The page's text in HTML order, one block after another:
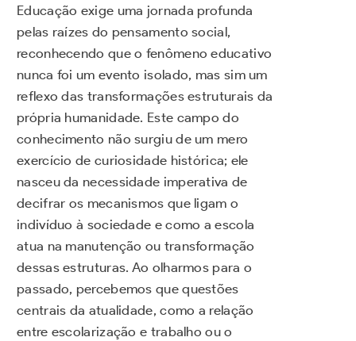
Educação exige uma jornada profunda
pelas raízes do pensamento social,
reconhecendo que o fenômeno educativo
nunca foi um evento isolado, mas sim um
reflexo das transformações estruturais da
própria humanidade. Este campo do
conhecimento não surgiu de um mero
exercício de curiosidade histórica; ele
nasceu da necessidade imperativa de
decifrar os mecanismos que ligam o
indivíduo à sociedade e como a escola
atua na manutenção ou transformação
dessas estruturas. Ao olharmos para o
passado, percebemos que questões
centrais da atualidade, como a relação
entre escolarização e trabalho ou o